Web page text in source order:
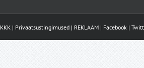
KKK | Privaatsustingimused | REKLAAM | Facebook |